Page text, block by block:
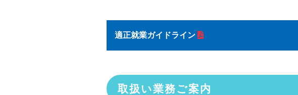
適正就業ガイドライン
取扱い業務ご案内